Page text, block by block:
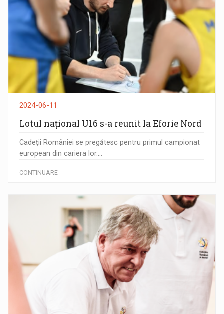
2024-06-11
Lotul național U16 s-a reunit la Eforie Nord
Cadeții României se pregătesc pentru primul campionat
european din cariera lor....
CONTINUARE